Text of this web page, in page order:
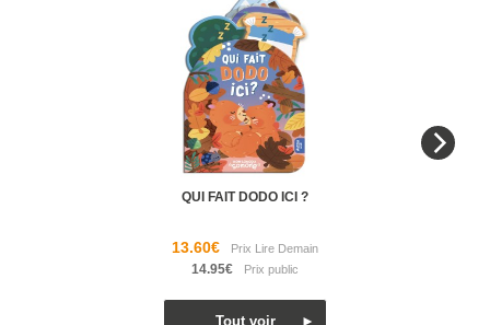
QUI FAIT DODO ICI ?
13.60€
14.95€